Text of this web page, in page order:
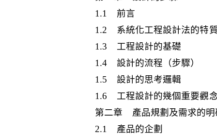
1.1 前言
1.2 系統化工程設計法的特
1.3 工程設計的基礎
1.4 設計的流程（步驟）
1.5 設計的思考邏輯
1.6 工程設計的幾個重要觀
第二章 產品規劃及需求的明
2.1 產品的企劃